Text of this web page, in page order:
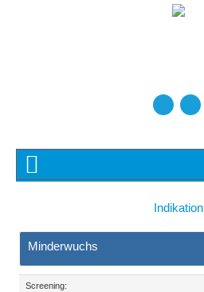
Indikation
Minderwuchs
Screening: